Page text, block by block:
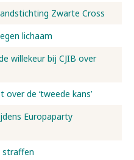
Zwarte Cross
lichaam
willekeur bij CJIB over
de ‘tweede kans’
Europaparty
straffen